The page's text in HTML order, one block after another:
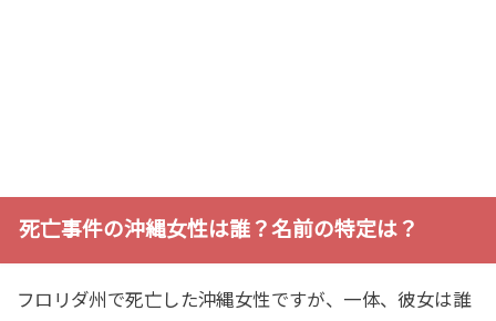
死亡事件の沖縄女性は誰？名前の特定は？
フロリダ州で死亡した沖縄女性ですが、一体、彼女は誰